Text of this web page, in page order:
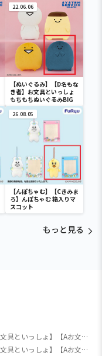
22.06.06
【ぬいぐるみ】【D名もな
き者】お文具といっしょ
もちもちぬいぐるみBIG
26.08.05
【んぽちゃむ】【Cきみま
ろ】んぽちゃむ 箱入りマ
スコット
もっと見る
【お文具といっしょ】【Aお文具さん】お文具といっしょ スクイーズマスコット
【お文具といっしょ】【Aお文具さん】お文具といっしょ スクイーズマスコット